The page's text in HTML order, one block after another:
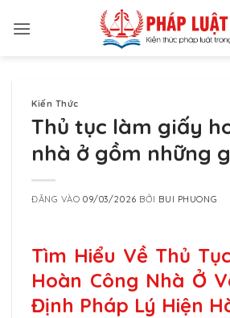
qua
Kiến Thức
Thủ tục làm giấy
nhà ở gồm những
ĐĂNG VÀO09/03/2026 BỞI BUI PHUONG
Tìm Hiểu Về Thủ
Hoàn Công Nhà Ở
Định Pháp Lý Hiện